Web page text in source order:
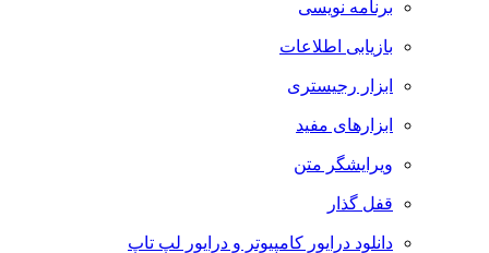
برنامه نویسی
بازیابی اطلاعات
ابزار رجیستری
ابزارهای مفید
ویرایشگر متن
قفل گذار
دانلود درایور کامپیوتر و درایور لپ تاپ